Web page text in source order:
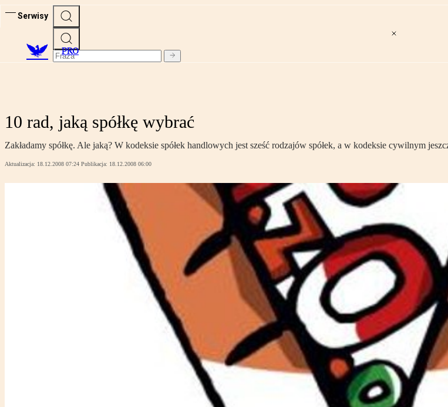
Serwisy
PRO
10 rad, jaką spółkę wybrać
Zakładamy spółkę. Ale jaką? W kodeksie spółek handlowych jest sześć rodzajów spółek, a w kodeksie cywilnym
Aktualizacja: 18.12.2008 07:24 Publikacja: 18.12.2008 06:00